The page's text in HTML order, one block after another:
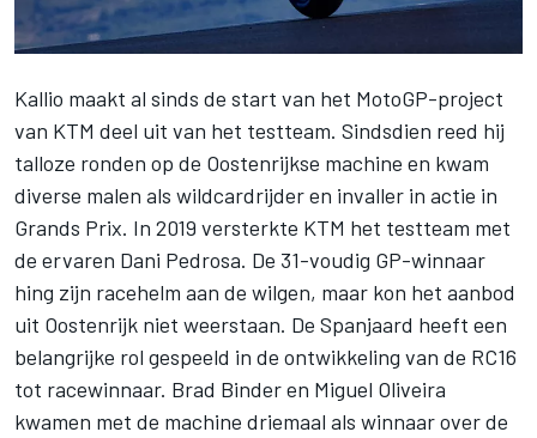
Kallio maakt al sinds de start van het MotoGP-project
van KTM deel uit van het testteam. Sindsdien reed hij
talloze ronden op de Oostenrijkse machine en kwam
diverse malen als wildcardrijder en invaller in actie in
Grands Prix. In 2019 versterkte KTM het testteam met
de ervaren Dani Pedrosa. De 31-voudig GP-winnaar
hing zijn racehelm aan de wilgen, maar kon het aanbod
uit Oostenrijk niet weerstaan. De Spanjaard heeft een
belangrijke rol gespeeld in de ontwikkeling van de RC16
tot racewinnaar. Brad Binder en Miguel Oliveira
kwamen met de machine driemaal als winnaar over de